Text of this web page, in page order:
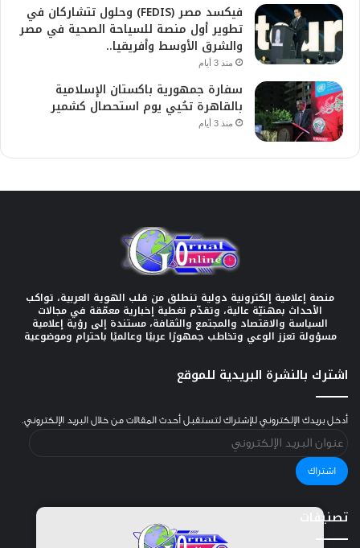
فيكسد مصر (FEDIS) وحلول تتشاركان في
تطوير أول منصة للسياحة الصحية في مصر
والشرق الأوسط وأفريقيا..
منذ 3 أيام
سفارة جمهورية باكستان الإسلامية
بالقاهرة تحُيي يوم استحصال كشمير
منذ 3 أيام
منصة إعلامية إلكترونية دولية تنطلق من قلب الهوية العربية، تواكب
الأحداث بمهنيّة عالية، وتقدّم تغطية إخبارية معمّقة في مجالات
السياسة والاقتصاد والمجتمع والثقافة، مستندة إلى رؤية إعلامية
مسؤولة تعزز الوعي وتخاطب جمهورًا عربيًا وعالميًا باحترام وموضوعية
اشترك بالنشرة البريدية للموقع
أدخل بريدك الإلكتروني للإشتراك لتستقبل أحدث المقالات من خلال البريد الإلكتروني.
البريد
الإلكتروني
اشتراك
تصنيفات